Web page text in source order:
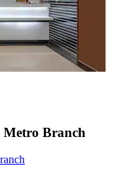
Metro Branch